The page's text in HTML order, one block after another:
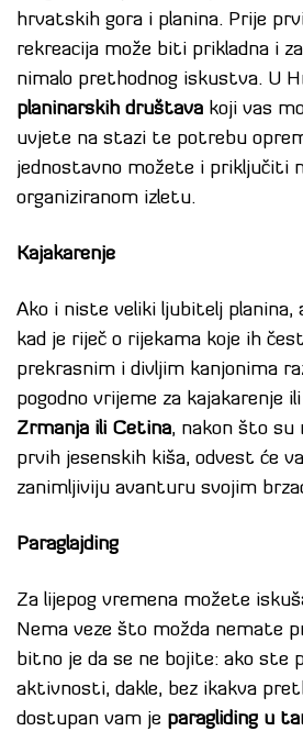
hrvatskih gora i planina. Prije
rekreacija može biti prikladna i
nimalo prethodnog iskustva. U
planinarskih društava koji vas
uvjete na stazi te potrebu
jednostavno možete i priključiti
organiziranom izletu.
Kajakarenje
Ako i niste veliki ljubitelj planina,
kad je riječ o rijekama koje ih
prekrasnim i divljim kanjonima
pogodno vrijeme za kajakarenje
Zrmanja ili Cetina, nakon što su
prvih jesenskih kiša, odvest će
zanimljiviju avanturu svojim
Paraglajding
Za lijepog vremena možete
Nema veze što možda nemate
bitno je da se ne bojite: ako ste
aktivnosti, dakle, bez ikakva
dostupan vam je paragliding u